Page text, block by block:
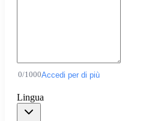
0/1000Accedi per di più
Lingua